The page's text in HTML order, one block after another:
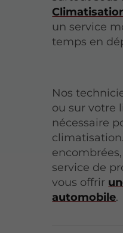
un service
temps en
Nos
ou sur votre
nécessaire
service de
vous offrir
automobile.